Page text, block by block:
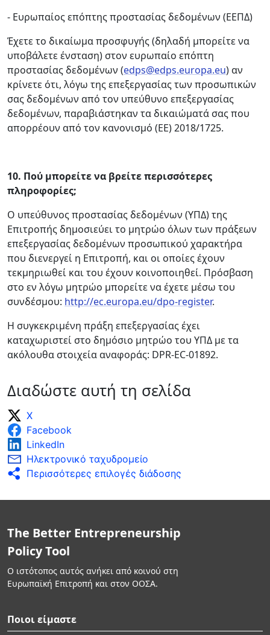
- Ευρωπαίος επόπτης προστασίας δεδομένων (ΕΕΠΔ)
Έχετε το δικαίωμα προσφυγής (δηλαδή μπορείτε να
υποβάλετε ένσταση) στον ευρωπαίο επόπτη
προστασίας δεδομένων (edps@edps.europa.eu) αν
κρίνετε ότι, λόγω της επεξεργασίας των προσωπικών
σας δεδομένων από τον υπεύθυνο επεξεργασίας
δεδομένων, παραβιάστηκαν τα δικαιώματά σας που
απορρέουν από τον κανονισμό (EΕ) 2018/1725.
10. Πού μπορείτε να βρείτε περισσότερες
πληροφορίες;
Ο υπεύθυνος προστασίας δεδομένων (ΥΠΔ) της
Επιτροπής δημοσιεύει το μητρώο όλων των πράξεων
επεξεργασίας δεδομένων προσωπικού χαρακτήρα
που διενεργεί η Επιτροπή, και οι οποίες έχουν
τεκμηριωθεί και του έχουν κοινοποιηθεί. Πρόσβαση
στο εν λόγω μητρώο μπορείτε να έχετε μέσω του
συνδέσμου: http://ec.europa.eu/dpo-register.
Η συγκεκριμένη πράξη επεξεργασίας έχει
καταχωριστεί στο δημόσιο μητρώο του ΥΠΔ με τα
ακόλουθα στοιχεία αναφοράς: DPR-EC-01892.
Διαδώστε αυτή τη σελίδα
X
Facebook
LinkedIn
Ηλεκτρονικό ταχυδρομείο
Περισσότερες επιλογές διάδοσης
The Better Entrepreneurship
Policy Tool
Ο ιστότοπος αυτός ανήκει από κοινού στη
Ευρωπαϊκή Επιτροπή και στον ΟΟΣΑ.
Ποιοι είμαστε